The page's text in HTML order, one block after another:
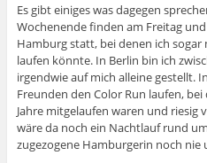
Es gibt einiges was dagegen
Wochenende finden am Freitag
Hamburg statt, bei denen ich
laufen könnte. In Berlin bin ich
irgendwie auf mich alleine gestellt.
Freunden den Color Run laufen,
Jahre mitgelaufen waren und riesig
wäre da noch ein Nachtlauf rund
zugezogene Hamburgerin noch nie